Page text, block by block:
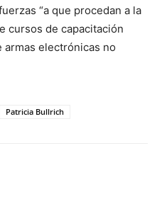
“a que procedan a la
cursos de capacitación
electrónicas no
Patricia Bullrich